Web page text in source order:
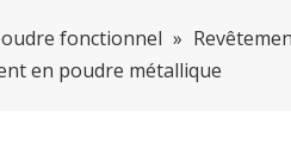
fonctionnel »
en poudre métallique